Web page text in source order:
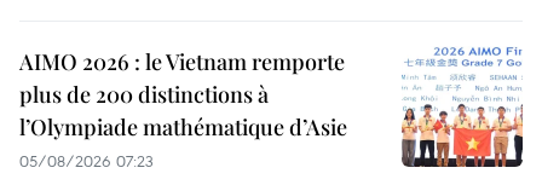
AIMO 2026 : le Vietnam remporte
plus de 200 distinctions à
l’Olympiade mathématique d’Asie
05/08/2026 07:23